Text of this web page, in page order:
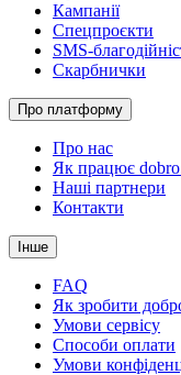
Кампанії
Спецпроєкти
SMS-
Скарбнички
Про платформу
Про нас
Як працює
Наші партнери
Контакти
Інше
FAQ
Як зробити
Умови сервісу
Способи оплати
Умови